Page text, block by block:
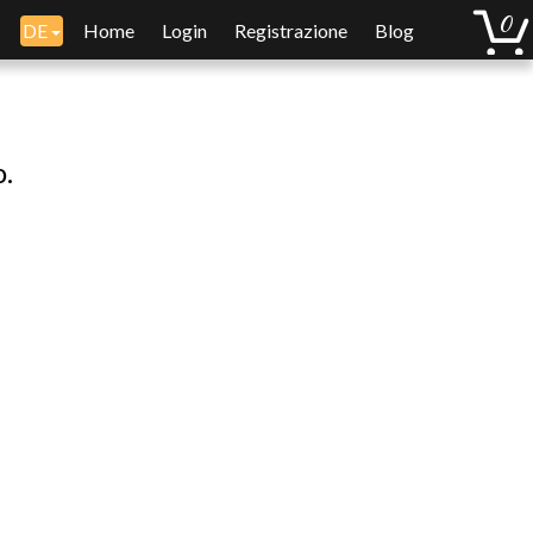
DE Home Login Registrazione Blog